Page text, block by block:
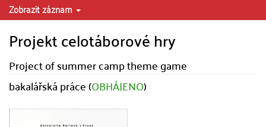
Zobrazit záznam
Projekt celotáborové hry
Project of summer camp theme game
bakalářská práce (OBHÁJENO)